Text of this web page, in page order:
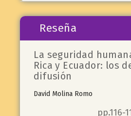
Reseña
La seguridad
Rica y Ecuador: los
difusión
David Molina Romo
pp.116-